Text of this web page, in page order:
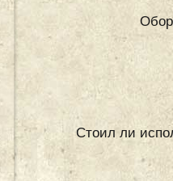
Стоил ли